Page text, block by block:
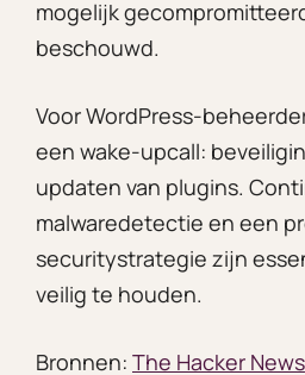
mogelijk
beschouwd.
Voor WordPress-
een wake-upcall:
updaten van plugins.
malwaredetectie en een
securitystrategie zijn
veilig te houden.
Bronnen: The Hacker News